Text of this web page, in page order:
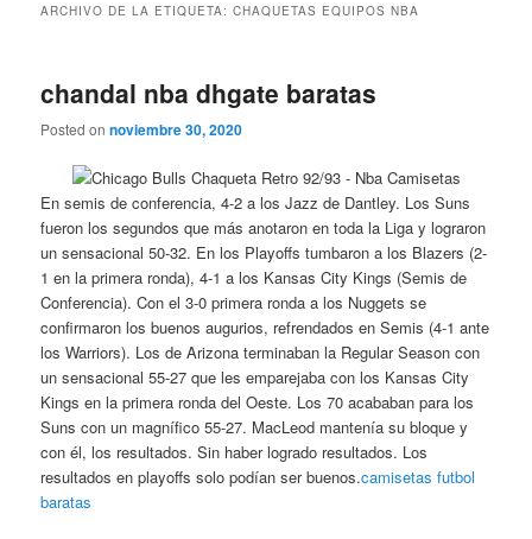
ARCHIVO DE LA ETIQUETA:CHAQUETAS EQUIPOS NBA
chandal nba dhgate baratas
Posted onnoviembre 30, 2020
En semis de conferencia, 4-2 a los Jazz de Dantley. Los Suns
fueron los segundos que más anotaron en toda la Liga y lograron
un sensacional 50-32. En los Playoffs tumbaron a los Blazers (2-
1 en la primera ronda), 4-1 a los Kansas City Kings (Semis de
Conferencia). Con el 3-0 primera ronda a los Nuggets se
confirmaron los buenos augurios, refrendados en Semis (4-1 ante
los Warriors). Los de Arizona terminaban la Regular Season con
un sensacional 55-27 que les emparejaba con los Kansas City
Kings en la primera ronda del Oeste. Los 70 acababan para los
Suns con un magnífico 55-27. MacLeod mantenía su bloque y
con él, los resultados. Sin haber logrado resultados. Los
resultados en playoffs solo podían ser buenos.camisetas futbol
baratas